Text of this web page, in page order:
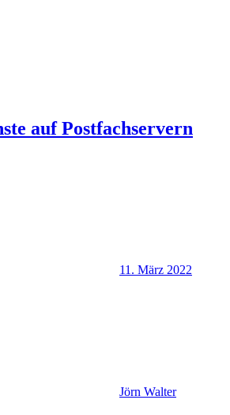
auf Postfachservern
11. März 2022
Jörn Walter